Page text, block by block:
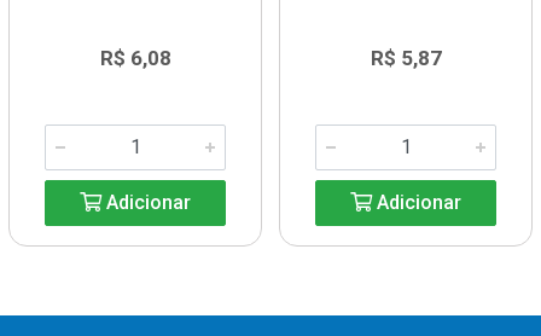
R$ 6,08
Adicionar
R$ 5,87
Adicionar